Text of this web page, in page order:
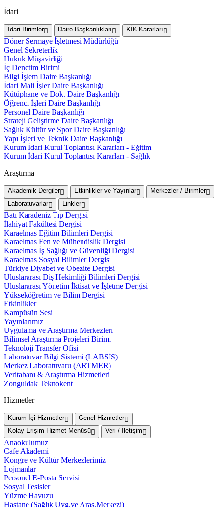
İdari
İdari Birimler Daire Başkanlıkları KİK Kararları
Döner Sermaye İşletmesi Müdürlüğü
Genel Sekreterlik
Hukuk Müşavirliği
İç Denetim Birimi
Bilgi İşlem Daire Başkanlığı
İdari Mali İşler Daire Başkanlığı
Kütüphane ve Dok. Daire Başkanlığı
Öğrenci İşleri Daire Başkanlığı
Personel Daire Başkanlığı
Strateji Geliştirme Daire Başkanlığı
Sağlık Kültür ve Spor Daire Başkanlığı
Yapı İşleri ve Teknik Daire Başkanlığı
Kurum İdari Kurul Toplantısı Kararları - Eğitim
Kurum İdari Kurul Toplantısı Kararları - Sağlık
Araştırma
Akademik Dergiler Etkinlikler ve Yayınlar
Merkezler / Birimler
Laboratuvarlar
Linkler
Batı Karadeniz Tıp Dergisi
İlahiyat Fakültesi Dergisi
Karaelmas Eğitim Bilimleri Dergisi
Karaelmas Fen ve Mühendislik Dergisi
Karaelmas İş Sağlığı ve Güvenliği Dergisi
Karaelmas Sosyal Bilimler Dergisi
Türkiye Diyabet ve Obezite Dergisi
Uluslararası Diş Hekimliği Bilimleri Dergisi
Uluslararası Yönetim İktisat ve İşletme Dergisi
Yükseköğretim ve Bilim Dergisi
Etkinlikler
Kampüsün Sesi
Yayınlarımız
Uygulama ve Araştırma Merkezleri
Bilimsel Araştırma Projeleri Birimi
Teknoloji Transfer Ofisi
Laboratuvar Bilgi Sistemi (LABSİS)
Merkez Laboratuvaru (ARTMER)
Veritabanı & Araştırma Hizmetleri
Zonguldak Teknokent
Hizmetler
Kurum İçi Hizmetler
Genel Hizmetler
Kolay Erişim Hizmet Menüsü
Veri / İletişim
Anaokulumuz
Cafe Akademi
Kongre ve Kültür Merkezlerimiz
Lojmanlar
Personel E-Posta Servisi
Sosyal Tesisler
Yüzme Havuzu
Hastane (Sağlık Uyg.ve Araş.Merkezi)